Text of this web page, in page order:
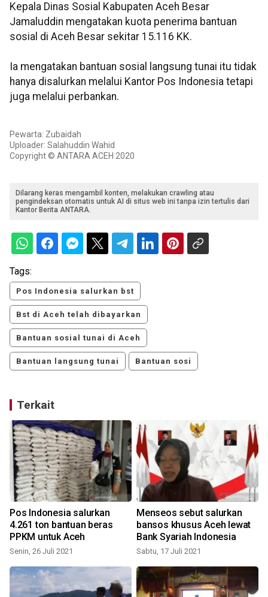
Kepala Dinas Sosial Kabupaten Aceh Besar
Jamaluddin mengatakan kuota penerima bantuan
sosial di Aceh Besar sekitar 15.116 KK.
Ia mengatakan bantuan sosial langsung tunai itu tidak
hanya disalurkan melalui Kantor Pos Indonesia tetapi
juga melalui perbankan.
Pewarta: Zubaidah
Uploader: Salahuddin Wahid
Copyright © ANTARA ACEH 2020
Dilarang keras mengambil konten, melakukan crawling atau
pengindeksan otomatis untuk AI di situs web ini tanpa izin tertulis dari
Kantor Berita ANTARA.
Tags:
Pos Indonesia salurkan bst
Bst di Aceh telah dibayarkan
Bantuan sosial tunai di Aceh
Bantuan langsung tunai Bantuan sosi
Terkait
Pos Indonesia salurkan
4.261 ton bantuan beras
PPKM untuk Aceh
Senin, 26 Juli 2021
Menseos sebut salurkan
bansos khusus Aceh lewat
Bank Syariah Indonesia
Sabtu, 17 Juli 2021